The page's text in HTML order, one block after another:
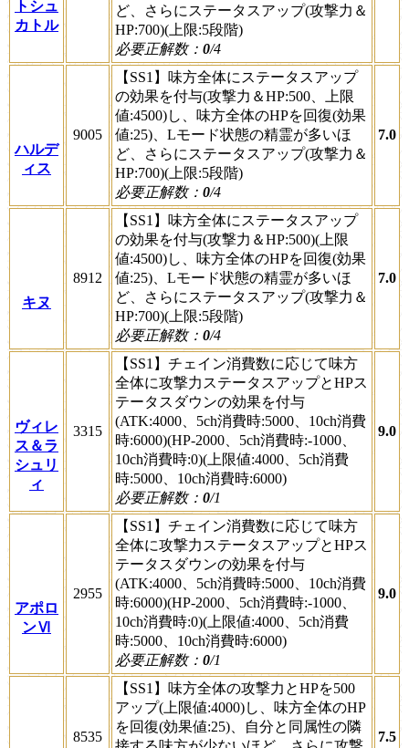
トシュ
カトル
ど、さらにステータスアップ(攻撃力＆
HP:700)(上限:5段階)
必要正解数： 0/4
ハルデ
ィス
9005
【SS1】味方全体にステータスアップ
の効果を付与(攻撃力＆HP:500、上限
値:4500)し、味方全体のHPを回復(効果
値:25)、Lモード状態の精霊が多いほ
ど、さらにステータスアップ(攻撃力＆
HP:700)(上限:5段階)
必要正解数： 0/4
7.0
キヌ
8912
【SS1】味方全体にステータスアップ
の効果を付与(攻撃力＆HP:500)(上限
値:4500)し、味方全体のHPを回復(効果
値:25)、Lモード状態の精霊が多いほ
ど、さらにステータスアップ(攻撃力＆
HP:700)(上限:5段階)
必要正解数： 0/4
7.0
ヴィレ
ス＆ラ
シュリ
ィ
3315
【SS1】チェイン消費数に応じて味方
全体に攻撃力ステータスアップとHPス
テータスダウンの効果を付与
(ATK:4000、5ch消費時:5000、10ch消費
時:6000)(HP-2000、5ch消費時:-1000、
10ch消費時:0)(上限値:4000、5ch消費
時:5000、10ch消費時:6000)
必要正解数： 0/1
9.0
アポロ
ンⅥ
2955
【SS1】チェイン消費数に応じて味方
全体に攻撃力ステータスアップとHPス
テータスダウンの効果を付与
(ATK:4000、5ch消費時:5000、10ch消費
時:6000)(HP-2000、5ch消費時:-1000、
10ch消費時:0)(上限値:4000、5ch消費
時:5000、10ch消費時:6000)
必要正解数： 0/1
9.0
8535
【SS1】味方全体の攻撃力とHPを500
アップ(上限値:4000)し、味方全体のHP
を回復(効果値:25)、自分と同属性の隣
7.5